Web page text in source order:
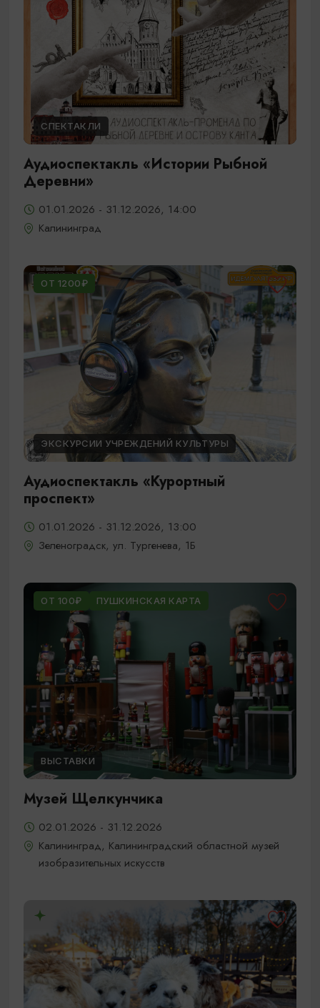
СПЕКТАКЛИ
Аудиоспектакль «Истории Рыбной
Деревни»
01.01.2026 - 31.12.2026, 14:00
Калининград
ОТ 1200₽
ЭКСКУРСИИ УЧРЕЖДЕНИЙ КУЛЬТУРЫ
Аудиоспектакль «Курортный
проспект»
01.01.2026 - 31.12.2026, 13:00
Зеленоградск, ул. Тургенева, 1Б
ОТ 100₽ ПУШКИНСКАЯ КАРТА
ВЫСТАВКИ
Музей Щелкунчика
02.01.2026 - 31.12.2026
Калининград, Калининградский областной музей
изобразительных искусств